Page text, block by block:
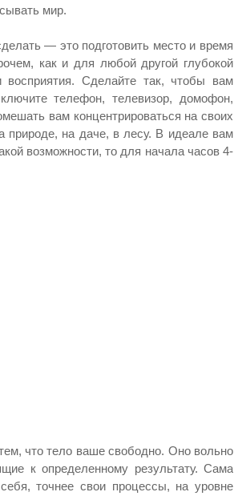
мир.
— это подготовить место и время
как и для любой другой глубокой
восприятия. Сделайте так, чтобы вам
телефон, телевизор, домофон,
вам концентрироваться на своих
природе, на даче, в лесу. В идеале вам
возможности, то для начала часов 4-
что тело ваше свободно. Оно вольно
к определенному результату. Сама
точнее свои процессы, на уровне